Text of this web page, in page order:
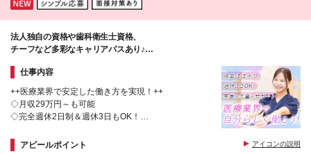
法人独自の資格や歯科衛生士資格、
チーフなど多彩なキャリアパスあり♪
仕事内容
++医療業界で安定した働き方を実現！++
◇月収29万円～も可能
◇完全週休2日制＆週休3日もOK！
◇傷病手当・出産手当金・育児休暇中の保険料の免除
アピールポイント アイコンの説明